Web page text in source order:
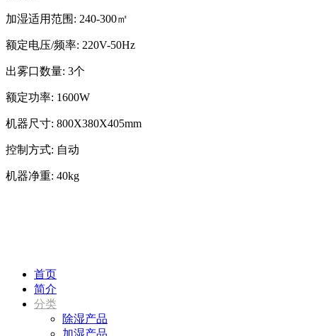
加湿适用范围: 240-300㎡
额定电压/频率: 220V-50Hz
出雾口数量: 3个
额定功率: 1600W
机器尺寸: 800X380X405mm
控制方式: 自动
机器净重: 40kg
首页
简介
分类
除湿产品